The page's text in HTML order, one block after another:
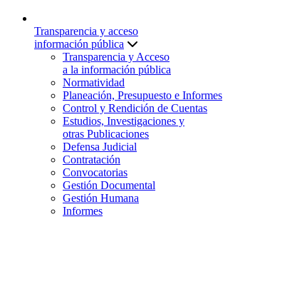
Transparencia y acceso
información pública
Transparencia y Acceso
a la información pública
Normatividad
Planeación, Presupuesto e Informes
Control y Rendición de Cuentas
Estudios, Investigaciones y
otras Publicaciones
Defensa Judicial
Contratación
Convocatorias
Gestión Documental
Gestión Humana
Informes